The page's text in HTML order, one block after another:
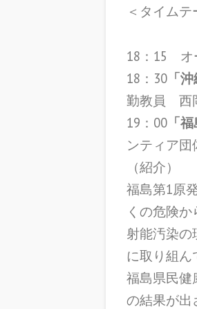
＜タイムテ
18：15 オ
18：30 「
勤教員 西
19：00 「
ンティア団
（紹介）
福島第1原
くの危険
射能汚染
に取り組ん
福島県民健
の結果が出